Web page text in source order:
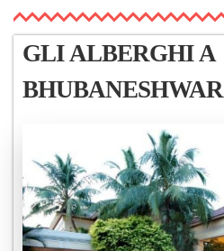
GLI ALBERGHI A
BHUBANESHWAR